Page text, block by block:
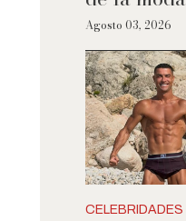
Agosto 03, 2026
CELEBRIDADES